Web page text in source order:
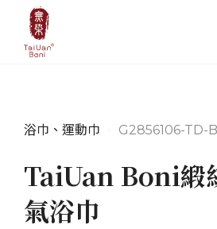
浴巾、運動巾 G2856106-TD-
TaiUan Boni緞
氣浴巾